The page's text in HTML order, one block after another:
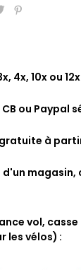
4x, 10x ou
ou Paypal
à partir
d'un magasin,
vol,
les vélos)